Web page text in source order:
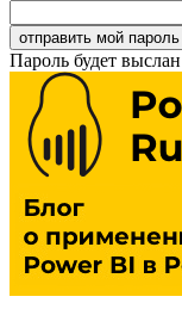
Пароль будет